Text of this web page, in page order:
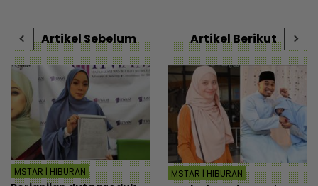
Artikel Sebelum
MSTAR | HIBURAN
Artikel Berikut
MSTAR | HIBURAN